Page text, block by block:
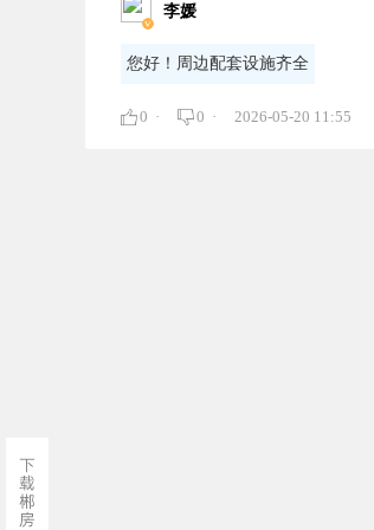
李媛
您好！周边配套设施齐全
0 · 0 · 2026-05-20 11:55